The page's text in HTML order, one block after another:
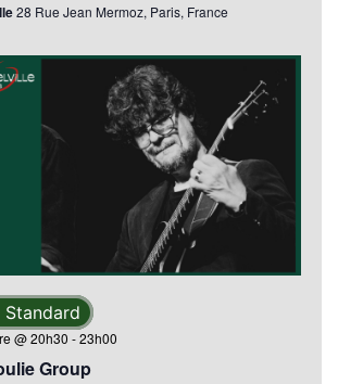
28 Rue Jean Mermoz, Paris, France
Group
@ 20h30 -23h00